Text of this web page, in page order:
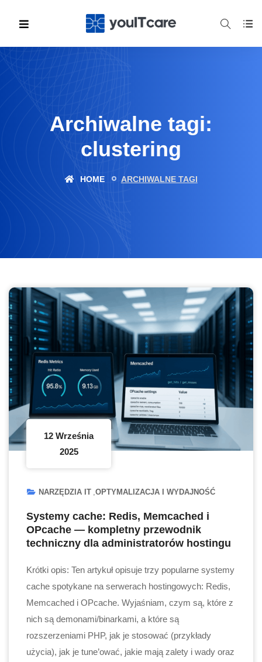
Archiwalne tagi:
clustering
HOME ARCHIWALNE TAGI
12 Września
2025
NARZĘDZIA IT OPTYMALIZACJA I WYDAJNOŚĆ
Systemy cache: Redis, Memcached i
OPcache — kompletny przewodnik
techniczny dla administratorów hostingu
Krótki opis: Ten artykuł opisuje trzy popularne systemy
cache spotykane na serwerach hostingowych: Redis,
Memcached i OPcache. Wyjaśniam, czym są, które z
nich są demonami/binarkami, a które są
rozszerzeniami PHP, jak je stosować (przykłady
użycia), jak je tune’ować, jakie mają zalety i wady oraz